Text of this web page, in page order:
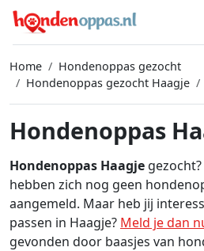
Home
Hondenoppas gezocht
Hondenoppas gezocht Haagje
Hondenoppas
Hondenoppas Haagje
hebben zich nog geen
aangemeld. Maar heb jij
passen in Haagje? Meld je dan
gevonden door baasjes van